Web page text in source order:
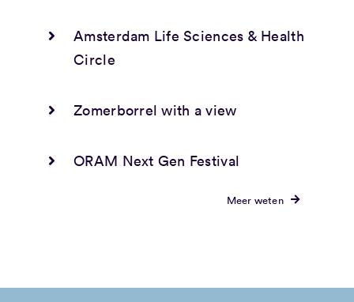
Amsterdam Life Sciences & Health
Circle
Zomerborrel with a view
ORAM Next Gen Festival
Meer weten